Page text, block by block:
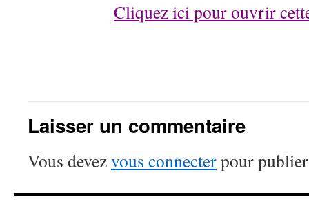
Cliquez ici pour ouvrir
Laisser un commentaire
Vous devezvous connecterpour